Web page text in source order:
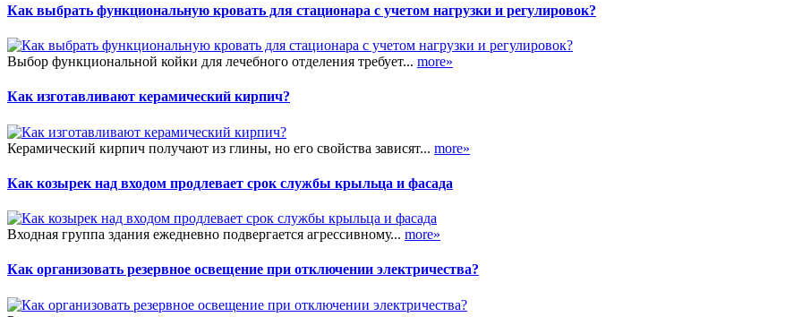
Как выбрать функциональную кровать для стационара с учетом нагрузки и регулировок?
Выбор функциональной койки для лечебного отделения требует... more»
Как изготавливают керамический кирпич?
Керамический кирпич получают из глины, но его свойства зависят... more»
Как козырек над входом продлевает срок службы крыльца и фасада
Входная группа здания ежедневно подвергается агрессивному... more»
Как организовать резервное освещение при отключении электричества?